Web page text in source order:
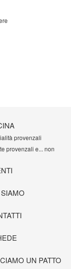
provenzali
provenzali e... non
UN PATTO